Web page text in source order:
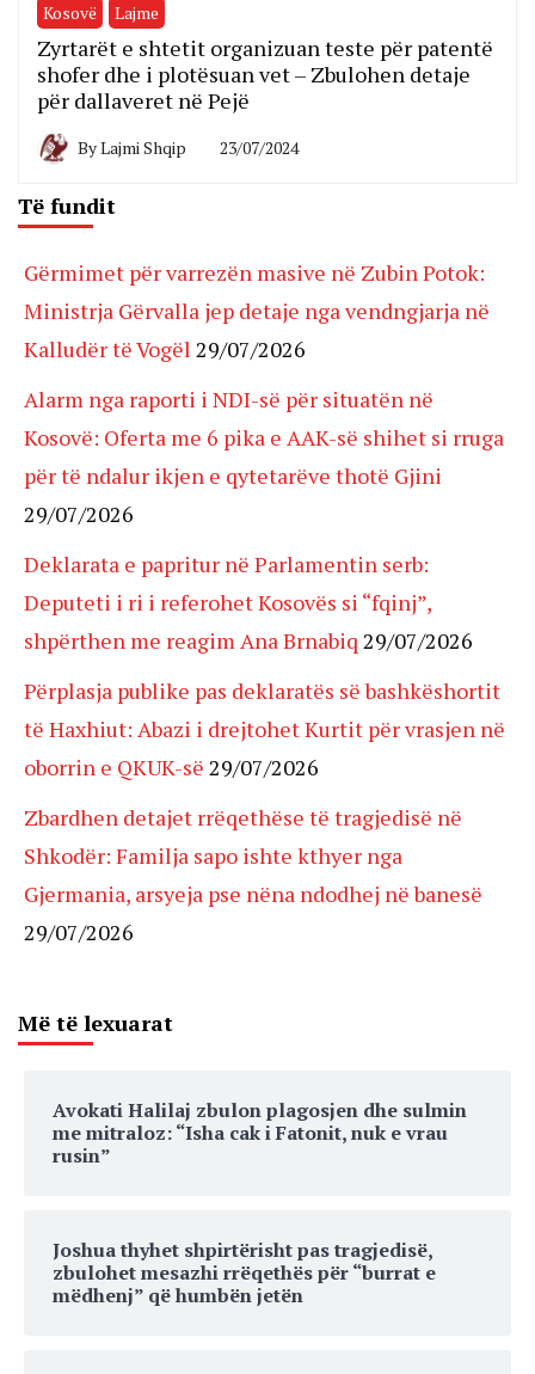
Kosovë Lajme
Zyrtarët e shtetit organizuan teste për patentë
shofer dhe i plotësuan vet – Zbulohen detaje
për dallaveret në Pejë
ByLajmi Shqip 23/07/2024
Të fundit
Gërmimet për varrezën masive në Zubin Potok:
Ministrja Gërvalla jep detaje nga vendngjarja në
Kalludër të Vogël 29/07/2026
Alarm nga raporti i NDI-së për situatën në
Kosovë: Oferta me 6 pika e AAK-së shihet si rruga
për të ndalur ikjen e qytetarëve thotë Gjini
29/07/2026
Deklarata e papritur në Parlamentin serb:
Deputeti i ri i referohet Kosovës si “fqinj”,
shpërthen me reagim Ana Brnabiq 29/07/2026
Përplasja publike pas deklaratës së bashkëshortit
të Haxhiut: Abazi i drejtohet Kurtit për vrasjen në
oborrin e QKUK-së 29/07/2026
Zbardhen detajet rrëqethëse të tragjedisë në
Shkodër: Familja sapo ishte kthyer nga
Gjermania, arsyeja pse nëna ndodhej në banesë
29/07/2026
Më të lexuarat
Avokati Halilaj zbulon plagosjen dhe sulmin
me mitraloz: “Isha cak i Fatonit, nuk e vrau
rusin”
Joshua thyhet shpirtërisht pas tragjedisë,
zbulohet mesazhi rrëqethës për “burrat e
mëdhenj” që humbën jetën